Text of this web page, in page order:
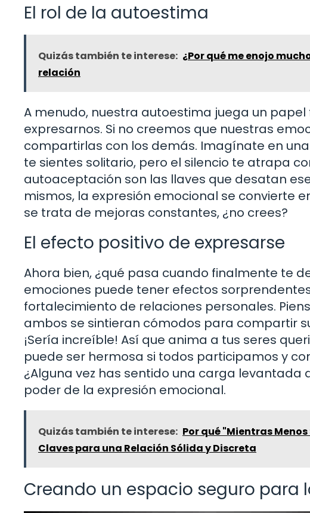
El rol de la autoestima
Quizás también te interese: ¿Por qué me enojo
relación
A menudo, nuestra autoestima juega un
expresarnos. Si no creemos que nuestras
compartirlas con los demás. Imagínate en
te sientes solitario, pero el silencio te atrapa
autoaceptación son las llaves que desatan
mismos, la expresión emocional se convierte
se trata de mejoras constantes, ¿no crees?
El efecto positivo de expresarse
Ahora bien, ¿qué pasa cuando finalmente te
emociones puede tener efectos
fortalecimiento de relaciones personales.
ambos se sintieran cómodos para compartir
¡Sería increíble! Así que anima a tus seres
puede ser hermosa si todos participamos y
¿Alguna vez has sentido una carga levantada
poder de la expresión emocional.
Quizás también te interese: Por qué "Mientras
Claves para una Relación Sólida y Discreta
Creando un espacio seguro para